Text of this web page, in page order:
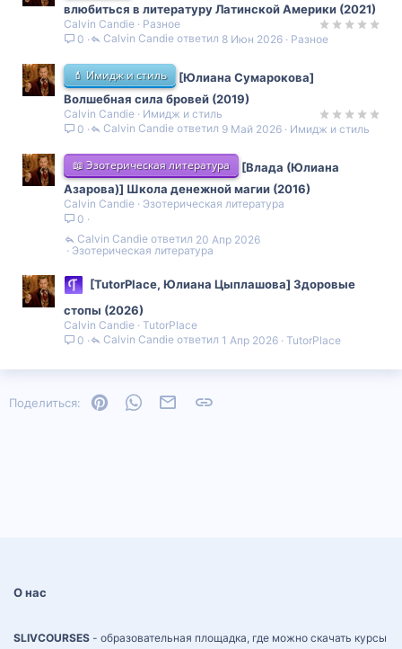
влюбиться в литературу Латинской Америки (2021)
Calvin Candie
Разное
0
Разное
8 Июн 2026
Calvin Candie
💄 Имидж и стиль
[Юлиана Сумарокова]
Волшебная сила бровей (2019)
Calvin Candie
Имидж и стиль
0
Имидж и стиль
9 Май 2026
Calvin Candie
📖 Эзотерическая литература
[Влада (Юлиана
Азарова)] Школа денежной магии (2016)
Calvin Candie
Эзотерическая литература
0
Эзотерическая литература
20 Апр 2026
Calvin Candie
[TutorPlace, Юлиана Цыплашова] Здоровые
стопы (2026)
Calvin Candie TutorPlace
0
TutorPlace
1 Апр 2026
Calvin Candie
Поделиться: PinterestWhatsAppЭлектронная почта
О нас
SLIVCOURSES - образовательная площадка, где можно скачать курсы